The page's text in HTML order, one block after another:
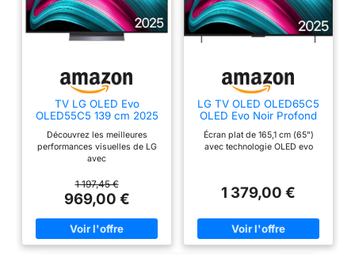
TV LG OLED Evo
OLED55C5 139 cm 2025
Découvrez les meilleures
performances visuelles de LG
avec
1 197,45 €
969,00 €
LG TV OLED OLED65C5
OLED Evo Noir Profond
et Booster de luminosité
120 Hz 4K 164 cm 2025
Écran plat de 165,1 cm (65")
avec technologie OLED evo
1 379,00 €